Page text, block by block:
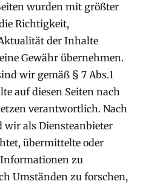
wurden mit größter
Richtigkeit,
der Inhalte
Gewähr übernehmen.
wir gemäß § 7 Abs.1
auf diesen Seiten nach
verantwortlich. Nach
wir als Diensteanbieter
übermittelte oder
zu
Umständen zu forschen,